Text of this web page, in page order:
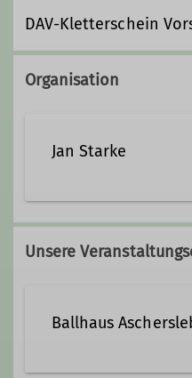
DAV-Kletterschein
Organisation
Jan Starke
+49 160
Unsere
Ballhaus